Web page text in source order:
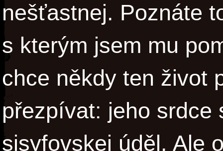
nešťastnej. Poznáte
s kterým jsem mu
chce někdy ten život
přezpívat: jeho srdce
sisyfovskej úděl. Ale